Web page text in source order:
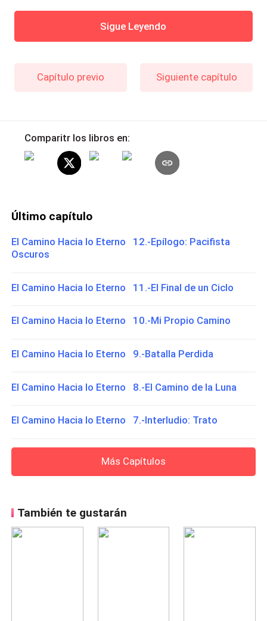
Sigue Leyendo
Capítulo previo Siguiente capítulo
Comparitr los libros en:
Último capítulo
El Camino Hacia lo Eterno 12.-Epílogo: Pacifista
Oscuros
El Camino Hacia lo Eterno 11.-El Final de un Ciclo
El Camino Hacia lo Eterno 10.-Mi Propio Camino
El Camino Hacia lo Eterno 9.-Batalla Perdida
El Camino Hacia lo Eterno 8.-El Camino de la Luna
El Camino Hacia lo Eterno 7.-Interludio: Trato
Más Capítulos
También te gustarán